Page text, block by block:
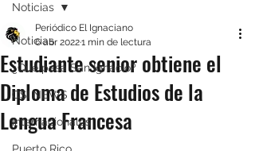
Noticias
¿Qué pasa San Ignacio?
CSI NEWS
Internacionales
Noticias
Estudiante senior obtiene el
Diploma de Estudios de la
Lengua Francesa
Periódico El Ignaciano
6 abr 20221 min de lectura